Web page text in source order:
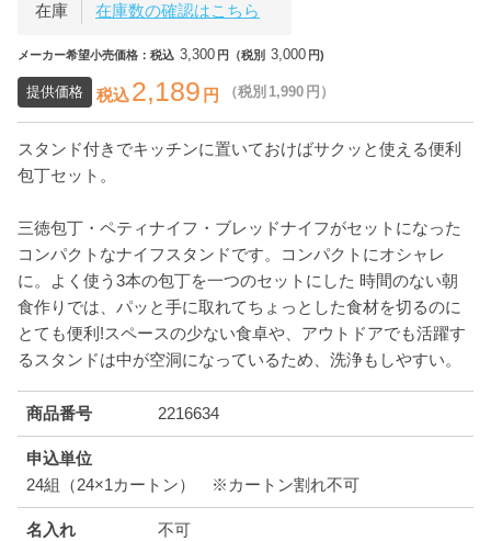
在庫 在庫数の確認はこちら
メーカー希望小売価格：税込 3,300 円（税別 3,000 円)
提供価格 税込2,189 円 （税別 1,990 円）
スタンド付きでキッチンに置いておけばサクッと使える便利
包丁セット。
三徳包丁・ペティナイフ・ブレッドナイフがセットになった
コンパクトなナイフスタンドです。コンパクトにオシャレ
に。よく使う3本の包丁を一つのセットにした 時間のない朝
食作りでは、パッと手に取れてちょっとした食材を切るのに
とても便利!スペースの少ない食卓や、アウトドアでも活躍す
るスタンドは中が空洞になっているため、洗浄もしやすい。
商品番号 2216634
申込単位
24組（24×1カートン） ※カートン割れ不可
名入れ 不可